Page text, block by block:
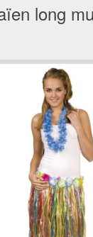
long